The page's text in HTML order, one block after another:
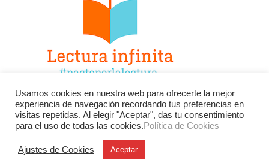
Facebook Twitter
Instagram
YouTube
LinkedIn Contacto
Usamos cookies en nuestra web para ofrecerte la mejor
experiencia de navegación recordando tus preferencias en
visitas repetidas. Al elegir "Aceptar", das tu consentimiento
para el uso de todas las cookies.Política de Cookies
Ajustes de Cookies Aceptar